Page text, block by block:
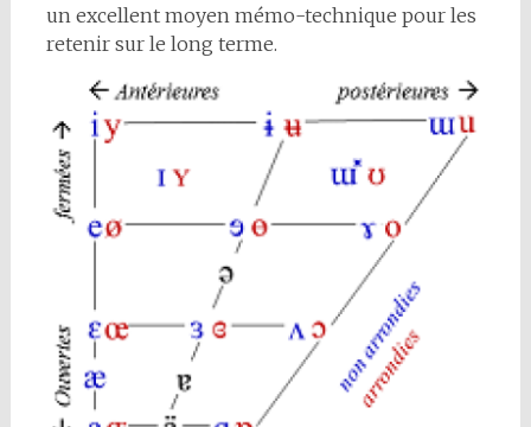
un excellent moyen mémo-technique pour les
retenir sur le long terme.